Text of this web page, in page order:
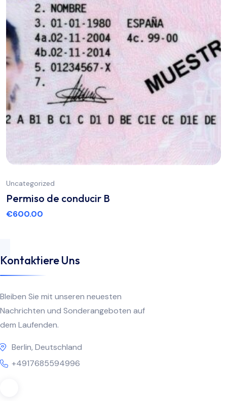
Uncategorized
Permiso de conducir B
€600.00
Kontaktiere Uns
Bleiben Sie mit unseren neuesten
Nachrichten und Sonderangeboten auf
dem Laufenden.
Berlin, Deutschland
+4917685594996